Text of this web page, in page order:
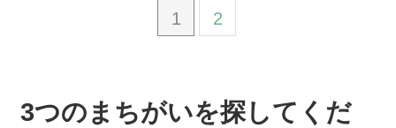
1 2
3つのまちがいを探してくだ